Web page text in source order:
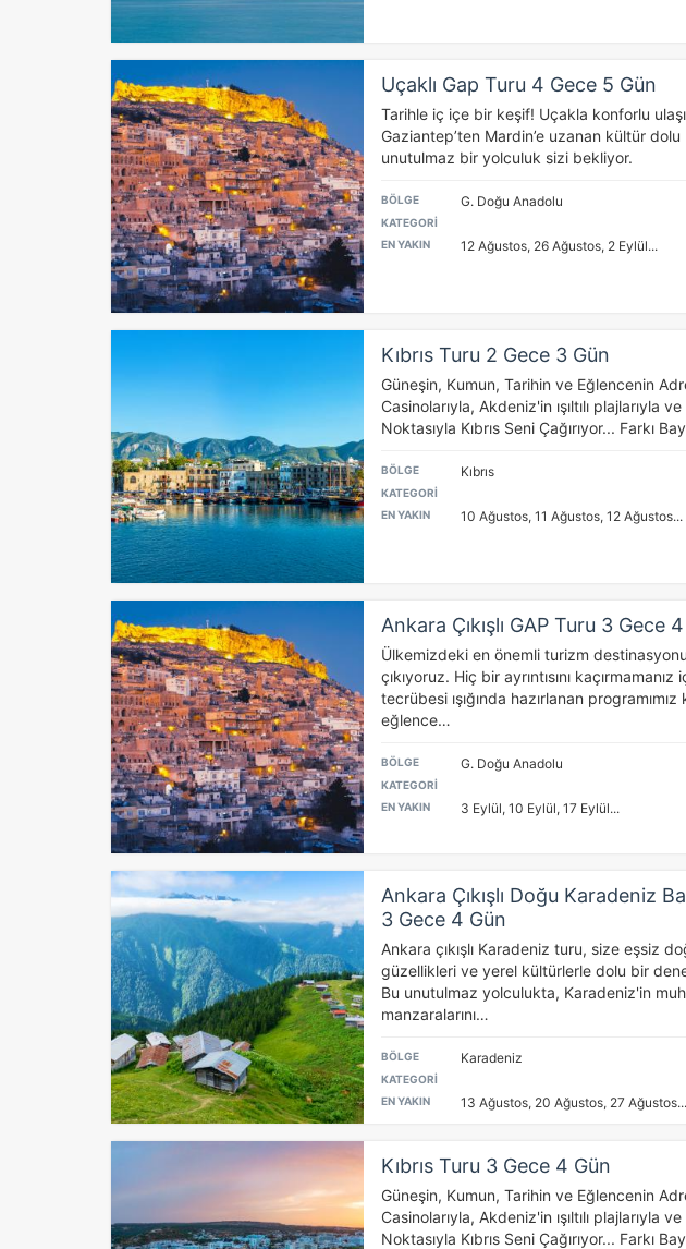
Çerez
Size daha kişiselleştirilmiş bir web
depolayabilir, bunları yurt içi ve yurt
izin vermemeyi seçebilirsiniz ancak
İstatistik Çerezleri
Ziyaretçilerin siteyi nasıl
sayfaların popüler olduğunu ve
anlamamıza yardımcı olur.
Pazarlama Çerezleri
alakalı olabilirler.
Uçaklı Gap Turu 4 Gece 5 Gün
Tarihle iç içe bir keşif! Uçakla konforlu
Gaziantep’ten Mardin’e uzanan kültür
unutulmaz bir yolculuk sizi bekliyor.
BÖLGE G. Doğu Anadolu
KATEGORİ
EN YAKIN
12 Ağustos, 26 Ağustos, 2 Eylül...
Kıbrıs Turu 2 Gece 3 Gün
Güneşin, Kumun, Tarihin ve Eğlencenin
Casinolarıyla, Akdeniz'in ışıltılı plajlarıyla
Noktasıyla Kıbrıs Seni Çağırıyor... Farkı
BÖLGE Kıbrıs
KATEGORİ
EN YAKIN
10 Ağustos, 11 Ağustos, 12 Ağustos...
Ankara Çıkışlı GAP Turu 3 Gece
Ülkemizdeki en önemli turizm
çıkıyoruz. Hiç bir ayrıntısını
tecrübesi ışığında hazırlanan programımız
eğlence…
BÖLGE G. Doğu Anadolu
KATEGORİ
EN YAKIN
3 Eylül, 10 Eylül, 17 Eylül...
Ankara Çıkışlı Doğu Karadeniz
3 Gece 4 Gün
Ankara çıkışlı Karadeniz turu, size eşsiz
güzellikleri ve yerel kültürlerle dolu bir
Bu unutulmaz yolculukta, Karadeniz'in
manzaralarını…
BÖLGE Karadeniz
KATEGORİ
EN YAKIN
13 Ağustos, 20 Ağustos, 27 Ağustos...
Kıbrıs Turu 3 Gece 4 Gün
Güneşin, Kumun, Tarihin ve Eğlencenin
Casinolarıyla, Akdeniz'in ışıltılı plajlarıyla
Noktasıyla Kıbrıs Seni Çağırıyor... Farkı